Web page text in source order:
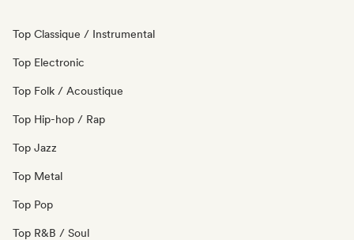
Top Classique / Instrumental
Top Electronic
Top Folk / Acoustique
Top Hip-hop / Rap
Top Jazz
Top Metal
Top Pop
Top R&B / Soul